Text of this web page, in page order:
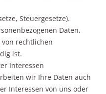
Steuergesetze).
Daten,
rechtlichen
ist.
Interessen
wir Ihre Daten auch
Interessen von uns oder